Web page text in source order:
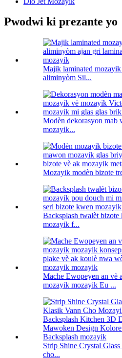
Pwodwi ki prezante yo
Majik laminated
aliminyòm Sil...
Modèn dekorasyon mab
mozayik...
Mozayik modèn bizote
Backsplash twalèt
mozayik f...
Mache Ewopeyen an vè
mozayik mozayik Eu ...
Strip Shine Crystal
cho...